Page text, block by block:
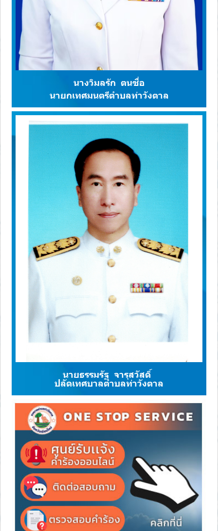
นางวิมลรัก ตนซื่อ
นายกเทศมนตรีตำบลท่าวังตาล
นายธรรมรัฐ จารุสวัสดิ์
ปลัดเทศบาลตำบลท่าวังตาล